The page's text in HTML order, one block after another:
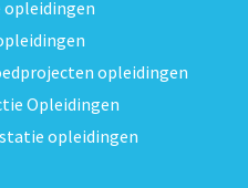
opleidingen
opleidingen
Opleidingen
opleidingen